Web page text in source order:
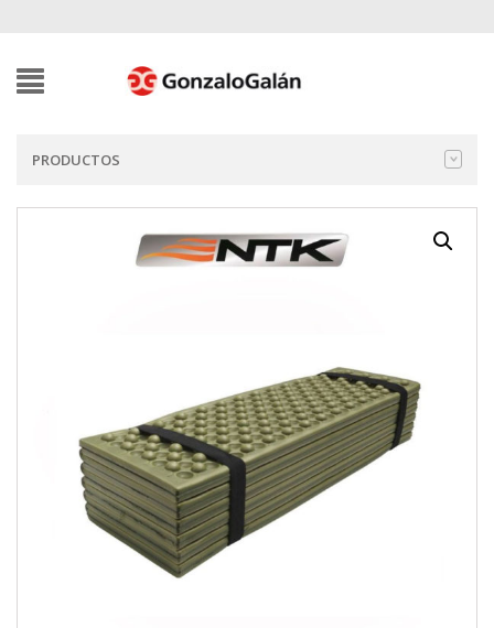
PRODUCTOS